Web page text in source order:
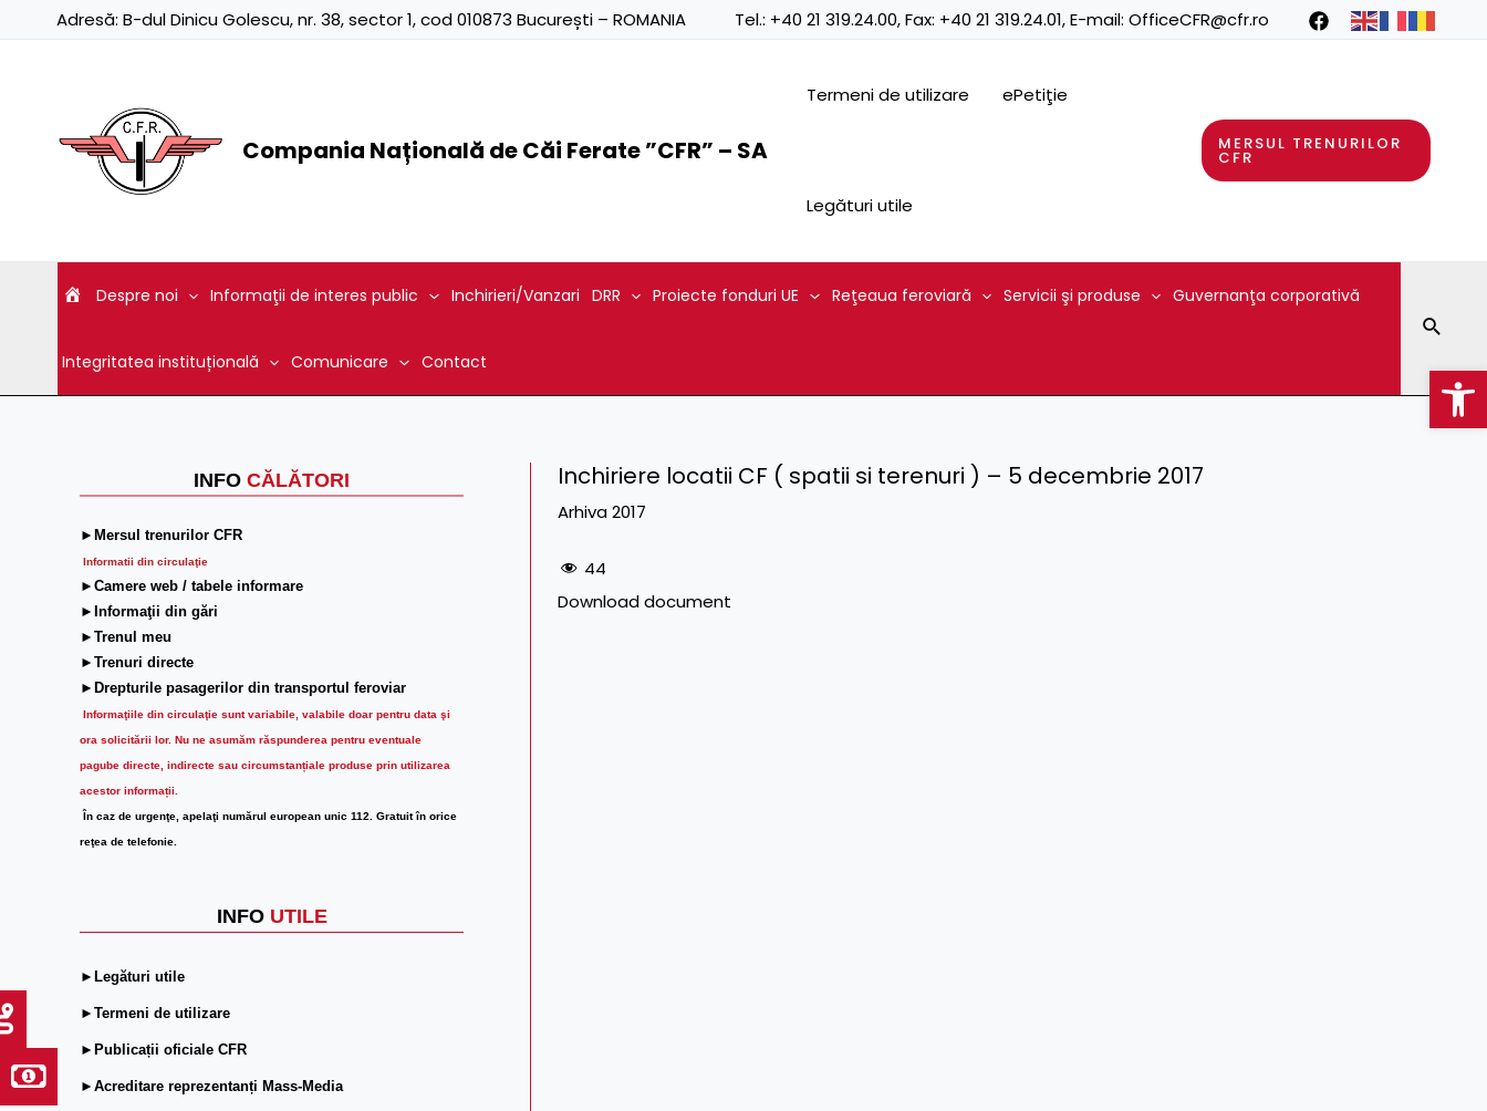
Adresă: B-dul Dinicu Golescu, nr. 38, sector 1, cod 010873 București – ROMANIA Tel.: +40 21 319.24.00, Fax: +40 21 319.24.01, E-mail: OfficeCFR@cfr.ro
Compania Națională de Căi Ferate ”CFR” – SA
Termeni de utilizare ePetiţie
Legături utile
MERSUL TRENURILOR
CFR
Despre noi Informaţii de interes public Inchirieri/Vanzari DRR Proiecte fonduri UE Reţeaua feroviară Servicii şi produse Guvernanţa corporativă
Integritatea instituțională Comunicare Contact
INFO CĂLĂTORI
►Mersul trenurilor CFR
Informatii din circulaţie
►Camere web / tabele informare
►Informaţii din gări
►Trenul meu
►Trenuri directe
►Drepturile pasagerilor din transportul feroviar
Informaţiile din circulaţie sunt variabile, valabile doar pentru data şi
ora solicitării lor. Nu ne asumăm răspunderea pentru eventuale
pagube directe, indirecte sau circumstanțiale produse prin utilizarea
acestor informații.
În caz de urgenţe, apelaţi numărul european unic 112. Gratuit în orice
reţea de telefonie.
INFO UTILE
►Legături utile
►Termeni de utilizare
►Publicații oficiale CFR
►Acreditare reprezentanți Mass-Media
Inchiriere locatii CF ( spatii si terenuri ) – 5 decembrie 2017
Arhiva 2017
44
Download document